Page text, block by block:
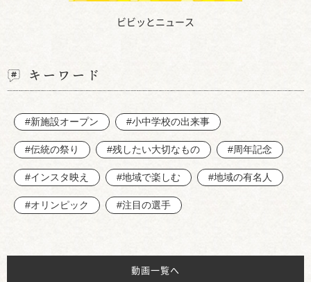
ビビッとニュース
キーワード
#新施設オープン #小中学校の出来事
#伝統の祭り #残したい大切なもの #周年記念
#インスタ映え #地域で楽しむ #地域の有名人
#オリンピック #注目の選手
動画一覧へ